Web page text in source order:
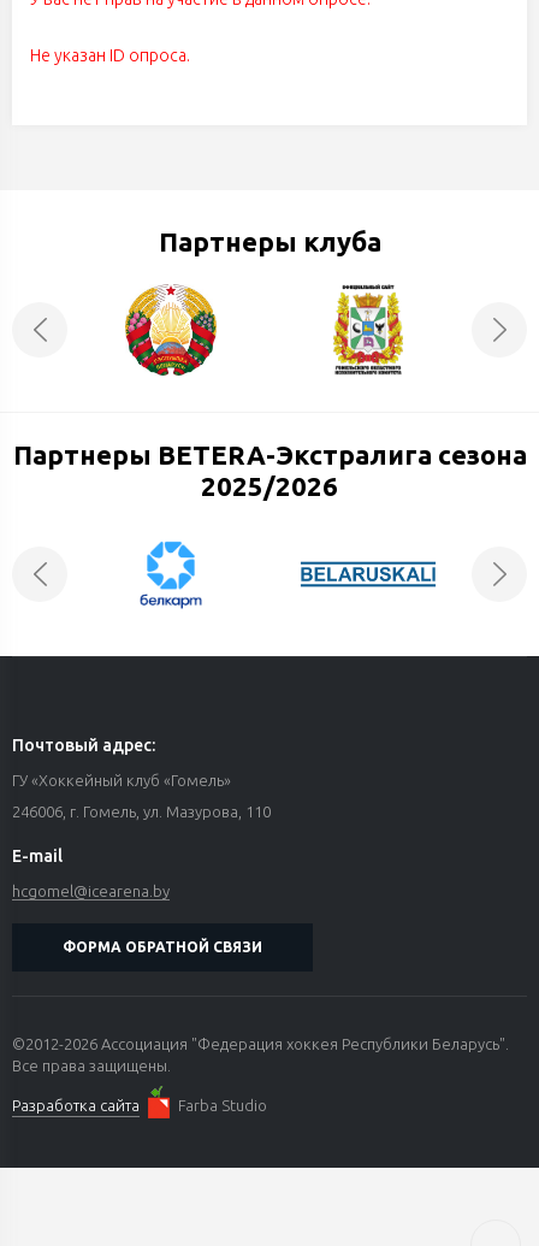
Не указан ID опроса.
Партнеры клуба
Партнеры BETERA-Экстралига сезона
2025/2026
Почтовый адрес:
ГУ «Хоккейный клуб «Гомель»
246006, г. Гомель, ул. Мазурова, 110
E-mail
hcgomel@icearena.by
ФОРМА ОБРАТНОЙ СВЯЗИ
©2012-2026 Ассоциация "Федерация хоккея Республики Беларусь".
Все права защищены.
Разработка сайта Farba Studio